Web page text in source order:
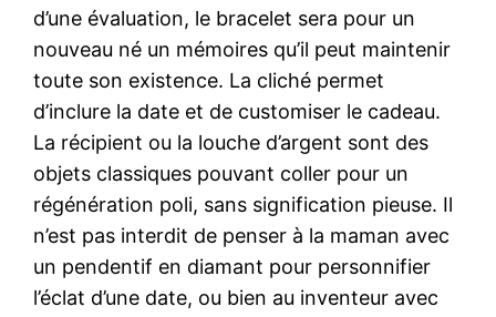
d’une évaluation, le bracelet sera pour un
nouveau né un mémoires qu’il peut maintenir
toute son existence. La cliché permet
d’inclure la date et de customiser le cadeau.
La récipient ou la louche d’argent sont des
objets classiques pouvant coller pour un
régénération poli, sans signification pieuse. Il
n’est pas interdit de penser à la maman avec
un pendentif en diamant pour personnifier
l’éclat d’une date, ou bien au inventeur avec